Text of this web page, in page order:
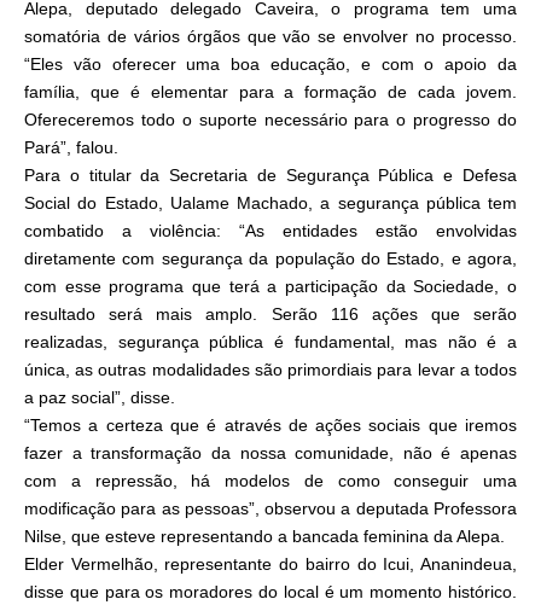
Alepa, deputado delegado Caveira, o programa tem uma
somatória de vários órgãos que vão se envolver no processo.
“Eles vão oferecer uma boa educação, e com o apoio da
família, que é elementar para a formação de cada jovem.
Ofereceremos todo o suporte necessário para o progresso do
Pará”, falou.
Para o titular da Secretaria de Segurança Pública e Defesa
Social do Estado, Ualame Machado, a segurança pública tem
combatido a violência: “As entidades estão envolvidas
diretamente com segurança da população do Estado, e agora,
com esse programa que terá a participação da Sociedade, o
resultado será mais amplo. Serão 116 ações que serão
realizadas, segurança pública é fundamental, mas não é a
única, as outras modalidades são primordiais para levar a todos
a paz social”, disse.
“Temos a certeza que é através de ações sociais que iremos
fazer a transformação da nossa comunidade, não é apenas
com a repressão, há modelos de como conseguir uma
modificação para as pessoas”, observou a deputada Professora
Nilse, que esteve representando a bancada feminina da Alepa.
Elder Vermelhão, representante do bairro do Icui, Ananindeua,
disse que para os moradores do local é um momento histórico.